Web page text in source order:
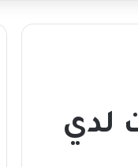
لدي